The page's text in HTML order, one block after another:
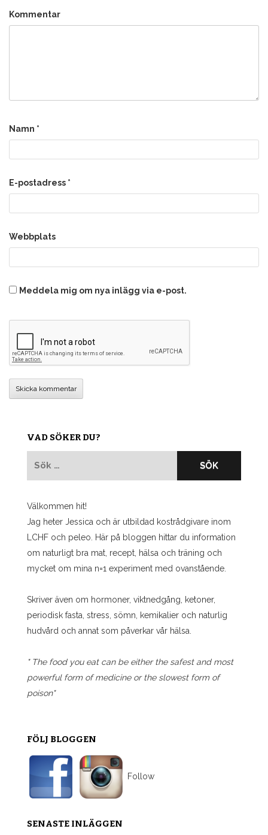
Kommentar
Namn *
E-postadress *
Webbplats
Meddela mig om nya inlägg via e-post.
VAD SÖKER DU?
Välkommen hit!
Jag heter Jessica och är utbildad kostrådgivare inom
LCHF och peleo. Här på bloggen hittar du information
om naturligt bra mat, recept, hälsa och träning och
mycket om mina n=1 experiment med ovanstående.
Skriver även om hormoner, viktnedgång, ketoner,
periodisk fasta, stress, sömn, kemikalier och naturlig
hudvård och annat som påverkar vår hälsa.
" The food you eat can be either the safest and most
powerful form of medicine or the slowest form of
poison"
FÖLJ BLOGGEN
Follow
SENASTE INLÄGGEN